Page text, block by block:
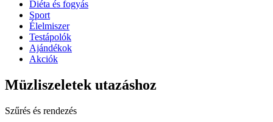
Diéta és fogyás
Sport
Élelmiszer
Testápolók
Ajándékok
Akciók
Müzliszeletek utazáshoz
Szűrés és rendezés